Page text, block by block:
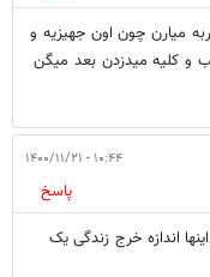
میارن چون اون جهیزیه و
و کلیه میدزدن بعد میگن
۱۰:۴۴ - ۱۴۰۰/۱۱/۲۱
پاسخ
اندازه خرج زندگی یک